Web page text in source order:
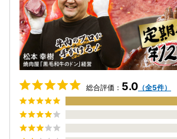
総合評価： 5.0 （全5件）